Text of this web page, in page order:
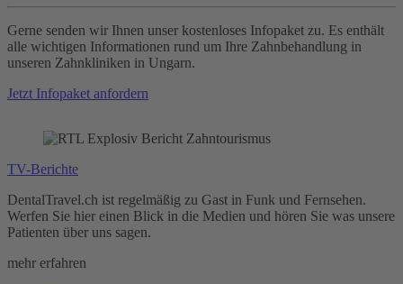
Gerne senden wir Ihnen unser kostenloses Infopaket zu. Es enthält
alle wichtigen Informationen rund um Ihre Zahnbehandlung in
unseren Zahnkliniken in Ungarn.
Jetzt Infopaket anfordern
TV-Berichte
DentalTravel.ch ist regelmäßig zu Gast in Funk und Fernsehen.
Werfen Sie hier einen Blick in die Medien und hören Sie was unsere
Patienten über uns sagen.
mehr erfahren